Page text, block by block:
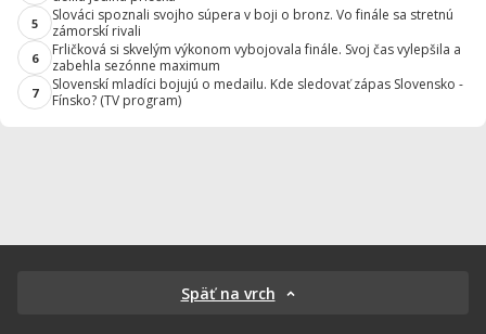
5
Slováci spoznali svojho súpera v boji o bronz. Vo finále sa stretnú
zámorskí rivali
6
Frličková si skvelým výkonom vybojovala finále. Svoj čas vylepšila a
zabehla sezónne maximum
7
Slovenskí mladíci bojujú o medailu. Kde sledovať zápas Slovensko -
Fínsko? (TV program)
Späť na vrch